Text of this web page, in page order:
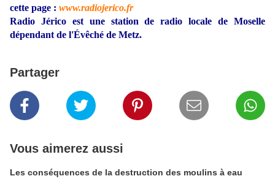
cette page : www.radiojerico.fr
Radio Jérico est une station de radio locale de Moselle
dépendant de l'Évêché de Metz.
Partager
Vous aimerez aussi
Les conséquences de la destruction des moulins à eau